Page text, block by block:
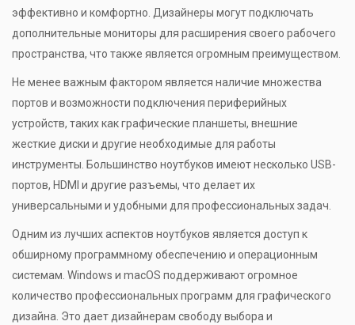
эффективно и комфортно. Дизайнеры могут подключать
дополнительные мониторы для расширения своего рабочего
пространства, что также является огромным преимуществом.
Не менее важным фактором является наличие множества
портов и возможности подключения периферийных
устройств, таких как графические планшеты, внешние
жесткие диски и другие необходимые для работы
инструменты. Большинство ноутбуков имеют несколько USB-
портов, HDMI и другие разъемы, что делает их
универсальными и удобными для профессиональных задач.
Одним из лучших аспектов ноутбуков является доступ к
обширному программному обеспечению и операционным
системам. Windows и macOS поддерживают огромное
количество профессиональных программ для графического
дизайна. Это дает дизайнерам свободу выбора и